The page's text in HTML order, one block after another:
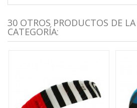
30 OTROS PRODUCTOS DE
CATEGORÍA: